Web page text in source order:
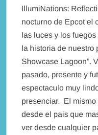
IllumiNations:
nocturno de Epcot el
las luces y los
la historia de nuestro
Showcase Lagoon”.
pasado, presente y
espectaculo muy
presenciar. El
desde el pais que
ver desde cualquier